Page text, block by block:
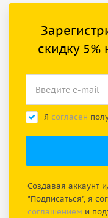
скидку
Я согласен
Создавая аккаунт
"Подписаться", я
соглашением и